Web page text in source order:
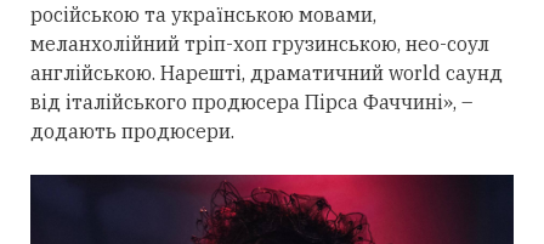
російською та українською мовами,
меланхолійний тріп-хоп грузинською, нео-соул
англійською. Нарешті, драматичний world саунд
від італійського продюсера Пірса Фаччині», –
додають продюсери.